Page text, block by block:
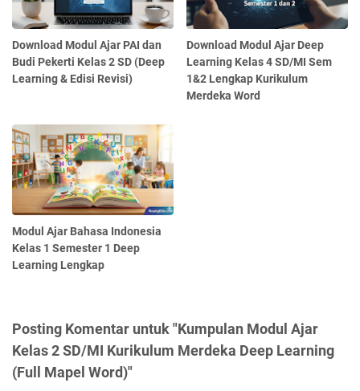
Download Modul Ajar PAI dan
Budi Pekerti Kelas 2 SD (Deep
Learning & Edisi Revisi)
Download Modul Ajar Deep
Learning Kelas 4 SD/MI Sem
1&2 Lengkap Kurikulum
Merdeka Word
Modul Ajar Bahasa Indonesia
Kelas 1 Semester 1 Deep
Learning Lengkap
Posting Komentar untuk "Kumpulan Modul Ajar
Kelas 2 SD/MI Kurikulum Merdeka Deep Learning
(Full Mapel Word)"